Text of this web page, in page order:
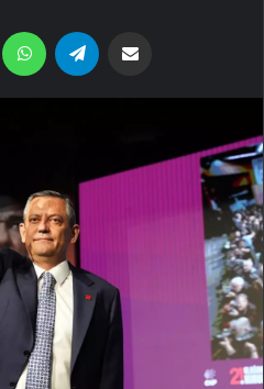
MessengerWhatsApp